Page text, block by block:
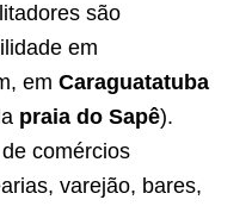
são
em
em Caraguatatuba
praia do Sapê).
comércios
varejão, bares,